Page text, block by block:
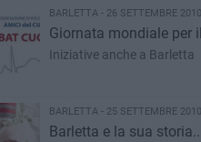
BARLETTA - 26 SETTEMBRE 2010
Giornata mondiale per
Iniziative anche a Barletta
BARLETTA - 25 SETTEMBRE 2010
Barletta e la sua